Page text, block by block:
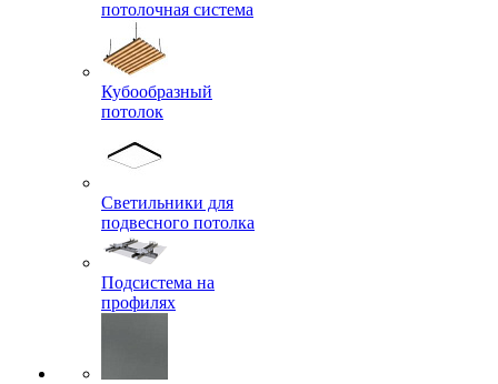
потолочная система
Кубообразный
потолок
Светильники для
подвесного потолка
Подсистема на
профилях